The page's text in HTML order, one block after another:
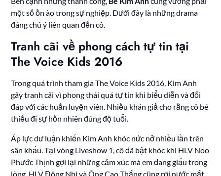
một số ồn ào trong sự nghiệp. Dưới đây là những drama
đáng chú ý liên quan đến cô.
Tranh cãi về phong cách tự tin tại
The Voice Kids 2016
Trong quá trình tham gia The Voice Kids 2016, Kim Anh
gây tranh cãi vì phong thái quá tự tin khi biểu diễn và đối
đáp với các huấn luyện viên. Nhiều khán giả cho rằng cô bé
thiếu đi sự hồn nhiên đúng độ tuổi.
Áp lực dư luận khiến Kim Anh khóc nức nở nhiều lần trên
sân khấu. Tại vòng Liveshow 1, cô đã bật khóc khi HLV Noo
Phước Thịnh gợi lại những cảm xúc mà em đang giấu trong
lòng. HLV Đông Nhi và Ông Cao Thắng cũng rơi nước mắt